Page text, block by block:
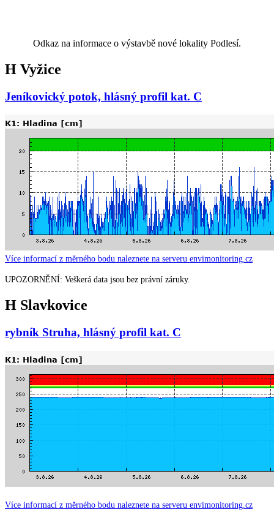
Odkaz na informace o výstavbě nové lokality Podlesí.
H Vyžice
Jeníkovický potok, hlásný profil kat. C
Více informací z měrného bodu naleznete na serveru envimonitoring.cz
UPOZORNĚNÍ: Veškerá data jsou bez právní záruky.
H Slavkovice
rybník Struha, hlásný profil kat. C
Více informací z měrného bodu naleznete na serveru envimonitoring.cz